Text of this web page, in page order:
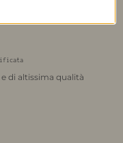
di altissima qualità